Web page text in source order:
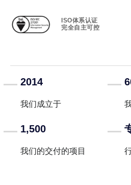
ISO体系认证
完全自主可控
2014
我们成立于
1,500
我们的交付的项目